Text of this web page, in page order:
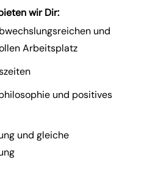
wir Dir:
und
Arbeitsplatz
und positives
und gleiche